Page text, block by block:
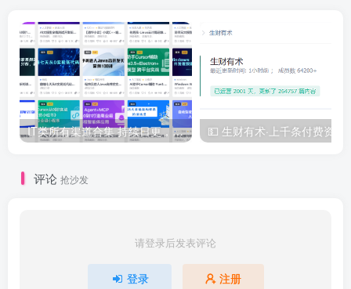
IT类所有渠道合集 持续日更，目前近四千多条资源 年费用户微信私信获取权限
评论 抢沙发
请登录后发表评论
登录 注册